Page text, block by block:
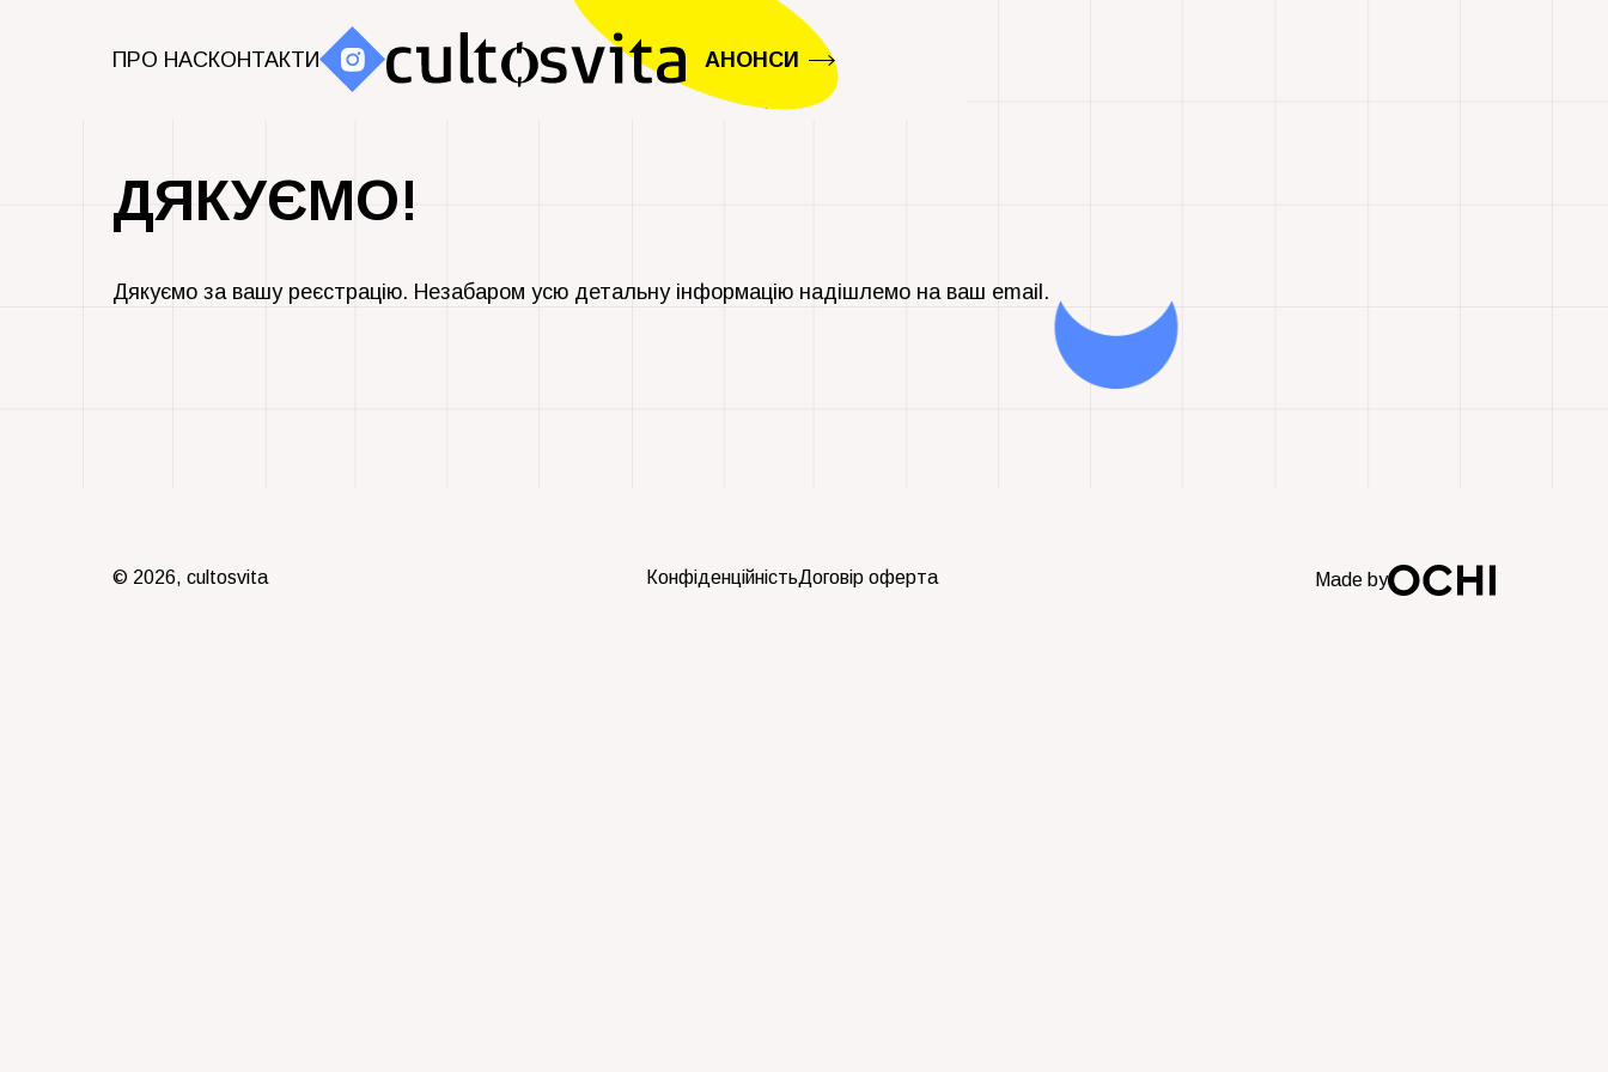
ПРО НАСКОНТАКТИ АНОНСИ
ДЯКУЄМО!
Дякуємо за вашу реєстрацію. Незабаром усю детальну інформацію надішлемо на ваш email.
© 2026, cultosvita КонфіденційністьДоговір оферта Made by